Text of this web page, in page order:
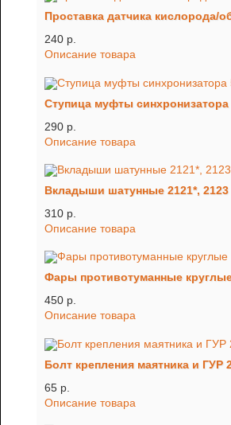
Проставка датчика
240 p.
Описание товара
Ступица муфты
290 p.
Описание товара
Вкладыши шатунные 2121*, 2123
310 p.
Описание товара
Фары противотуманные
450 p.
Описание товара
Болт крепления маятника и ГУР
65 p.
Описание товара